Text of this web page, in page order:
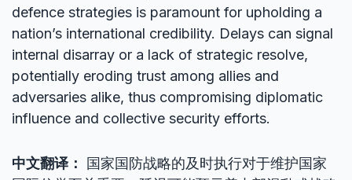
defence strategies is paramount for upholding a
nation’s international credibility. Delays can signal
internal disarray or a lack of strategic resolve,
potentially eroding trust among allies and
adversaries alike, thus compromising diplomatic
influence and collective security efforts.
中文翻译：
国家国防战略的及时执行对于维护国家